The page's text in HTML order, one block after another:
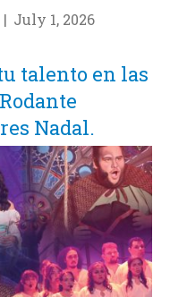
| July 1, 2026
talento en las
Nadal.